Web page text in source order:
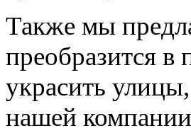
Также мы
преобразится в
украсить
нашей